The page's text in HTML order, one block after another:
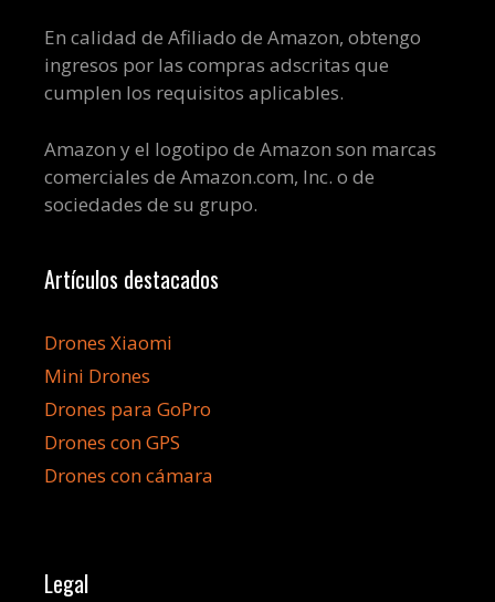
En calidad de Afiliado de Amazon, obtengo
ingresos por las compras adscritas que
cumplen los requisitos aplicables.
Amazon y el logotipo de Amazon son marcas
comerciales de Amazon.com, Inc. o de
sociedades de su grupo.
Artículos destacados
Drones Xiaomi
Mini Drones
Drones para GoPro
Drones con GPS
Drones con cámara
Legal